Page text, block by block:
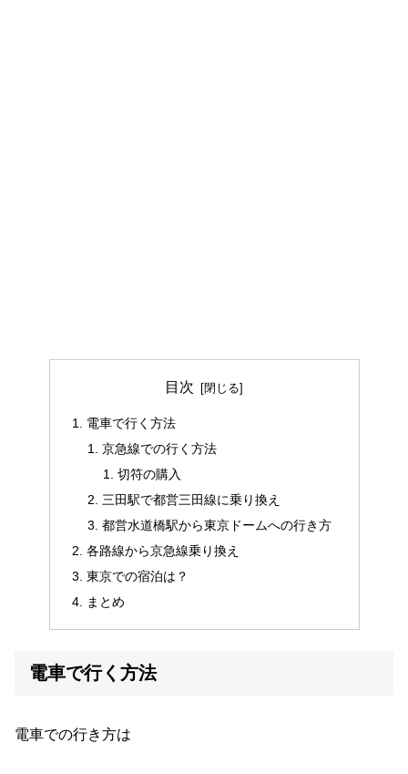
目次
電車で行く方法
京急線での行く方法
切符の購入
三田駅で都営三田線に乗り換え
都営水道橋駅から東京ドームへの行き方
各路線から京急線乗り換え
東京での宿泊は？
まとめ
電車で行く方法
電車での行き方は